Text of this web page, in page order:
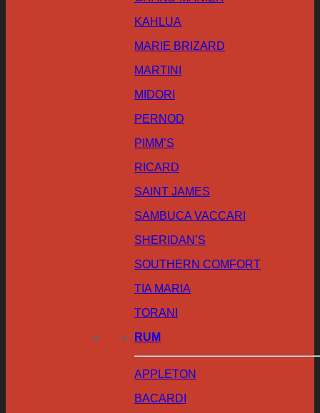
KAHLUA
MARIE BRIZARD
MARTINI
MIDORI
PERNOD
PIMM’S
RICARD
SAINT JAMES
SAMBUCA VACCARI
SHERIDAN’S
SOUTHERN COMFORT
TIA MARIA
TORANI
RUM
APPLETON
BACARDI